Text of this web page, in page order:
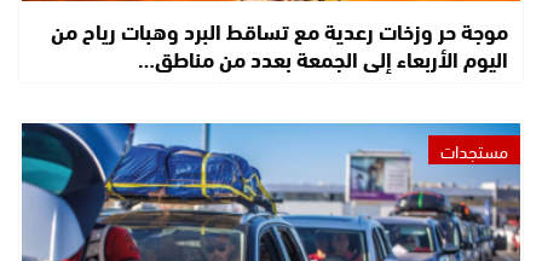
موجة حر وزخات رعدية مع تساقط البرد وهبات رياح من
اليوم الأربعاء إلى الجمعة بعدد من مناطق…
مستجدات